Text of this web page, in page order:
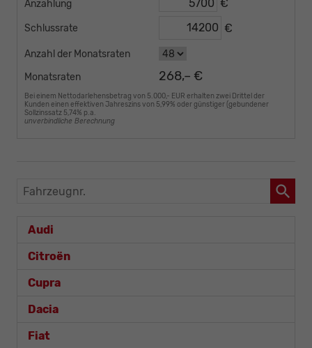
Anzahlung €
Schlussrate €
Anzahl der Monatsraten
Monatsraten
268,– €
Bei einem Nettodarlehensbetrag von 5.000,- EUR erhalten zwei Drittel der
Kunden einen effektiven Jahreszins von 5,99% oder günstiger (gebundener
Sollzinssatz 5,74% p.a.
unverbindliche Berechnung
Fahrzeugnr.
Audi
Citroën
Cupra
Dacia
Fiat